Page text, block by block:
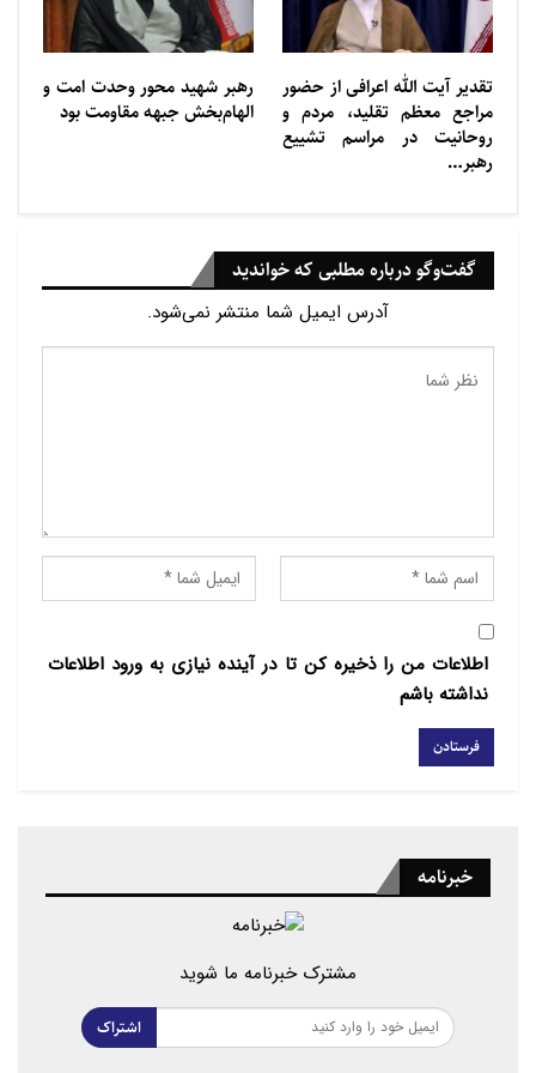
گذشته در انتخابات ریاست جمهوری این کشور پیروز شد.
تقدیر آیت الله اعرافی از حضور
مراجع معظم تقلید، مردم و
روحانیت در مراسم تشییع
رهبر…
رهبر شهید محور وحدت امت و
الهام‌بخش جبهه مقاومت بود
گفت‌وگو درباره مطلبی که خواندید
آدرس ایمیل شما منتشر نمی‌شود.
اطلاعات من را ذخیره کن تا در آینده نیازی به ورود اطلاعات
نداشته باشم
خبرنامه
مشترک خبرنامه ما شوید
اشتراک